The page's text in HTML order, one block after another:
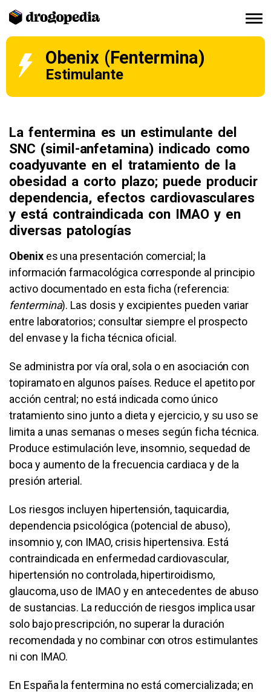
Obenix (Fentermina)
Estimulante
La fentermina es un estimulante del
SNC (simil-anfetamina) indicado como
coadyuvante en el tratamiento de la
obesidad a corto plazo; puede producir
dependencia, efectos cardiovasculares
y está contraindicada con IMAO y en
diversas patologías
Obenixes una presentación comercial; la
información farmacológica corresponde al principio
activo documentado en esta ficha (referencia:
fentermina). Las dosis y excipientes pueden variar
entre laboratorios; consultar siempre el prospecto
del envase y la ficha técnica oficial.
Se administra por vía oral, sola o en asociación con
topiramato en algunos países. Reduce el apetito por
acción central; no está indicada como único
tratamiento sino junto a dieta y ejercicio, y su uso se
limita a unas semanas o meses según ficha técnica.
Produce estimulación leve, insomnio, sequedad de
boca y aumento de la frecuencia cardiaca y de la
presión arterial.
Los riesgos incluyen hipertensión, taquicardia,
dependencia psicológica (potencial de abuso),
insomnio y, con IMAO, crisis hipertensiva. Está
contraindicada en enfermedad cardiovascular,
hipertensión no controlada, hipertiroidismo,
glaucoma, uso de IMAO y en antecedentes de abuso
de sustancias. La reducción de riesgos implica usar
solo bajo prescripción, no superar la duración
recomendada y no combinar con otros estimulantes
ni con IMAO.
En España la fentermina no está comercializada; en